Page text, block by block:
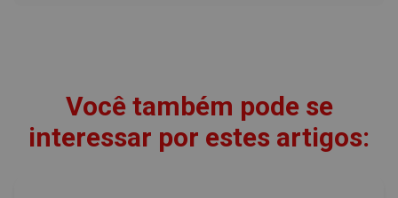
Você também pode se
interessar por estes artigos: